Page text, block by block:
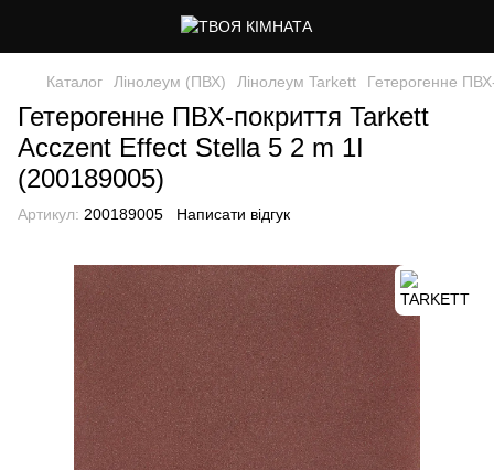
Каталог Лінолеум (ПВХ) Лінолеум Tarkett Гетерогенне
Гетерогенне ПВХ-покриття Tarkett
Acczent Effect Stella 5 2 m 1I
(200189005)
Артикул: 200189005 Написати відгук